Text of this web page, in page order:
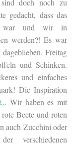
doch noch zu
gedacht, dass das
war und wir in
werden?! Es war
Freitag
und Schinken.
und einfaches
Die Inspiration
„. Wir haben es mit
Beete und roten
auch Zucchini oder
verschiedenen